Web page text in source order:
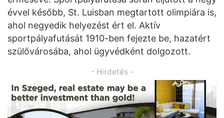
évvel később, St. Luisban megtartott olimpiára is,
ahol negyedik helyezést ért el. Aktív
sportpályafutását 1910-ben fejezte be, hazatért
szülővárosába, ahol ügyvédként dolgozott.
- Hirdetés -